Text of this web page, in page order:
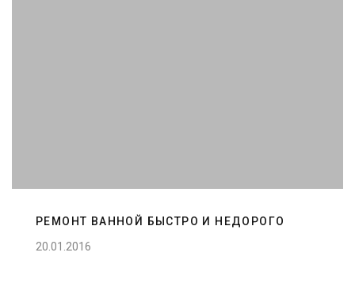
РЕМОНТ ВАННОЙ БЫСТРО И НЕДОРОГО
20.01.2016